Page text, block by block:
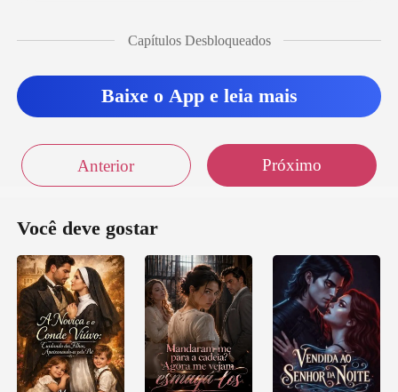
Capítulos Desbloqueados
Baixe o App e leia mais
Anterior Próximo
Você deve gostar